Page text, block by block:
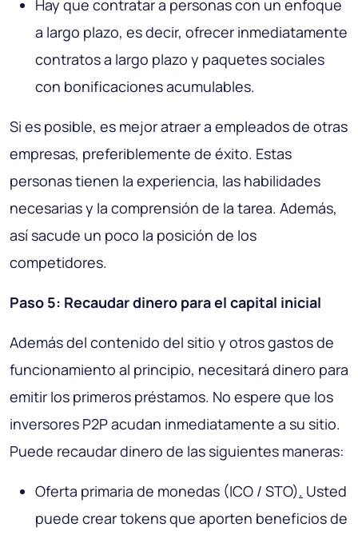
Hay que contratar a personas con un enfoque
a largo plazo, es decir, ofrecer inmediatamente
contratos a largo plazo y paquetes sociales
con bonificaciones acumulables.
Si es posible, es mejor atraer a empleados de otras
empresas, preferiblemente de éxito. Estas
personas tienen la experiencia, las habilidades
necesarias y la comprensión de la tarea. Además,
así sacude un poco la posición de los
competidores.
Paso 5: Recaudar dinero para el capital inicial
Además del contenido del sitio y otros gastos de
funcionamiento al principio, necesitará dinero para
emitir los primeros préstamos. No espere que los
inversores P2P acudan inmediatamente a su sitio.
Puede recaudar dinero de las siguientes maneras:
Oferta primaria de monedas (ICO / STO). Usted
puede creartokensque aporten beneficios de